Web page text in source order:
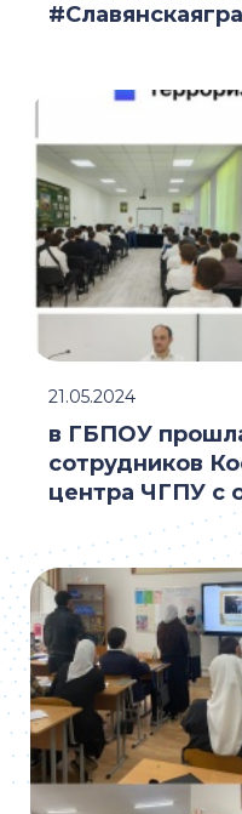
в ГБПОУ
сотрудников
центра ЧГПУ с
21.05.2024